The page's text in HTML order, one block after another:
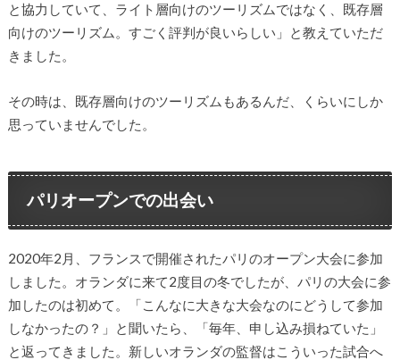
と協力していて、ライト層向けのツーリズムではなく、既存層
向けのツーリズム。すごく評判が良いらしい」と教えていただ
きました。
その時は、既存層向けのツーリズムもあるんだ、くらいにしか
思っていませんでした。
パリオープンでの出会い
2020年2月、フランスで開催されたパリのオープン大会に参加
しました。オランダに来て2度目の冬でしたが、パリの大会に参
加したのは初めて。「こんなに大きな大会なのにどうして参加
しなかったの？」と聞いたら、「毎年、申し込み損ねていた」
と返ってきました。新しいオランダの監督はこういった試合へ